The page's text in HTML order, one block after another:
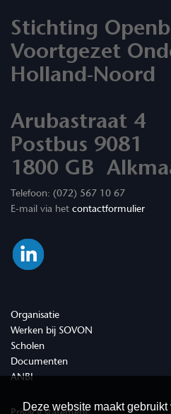
Deze website maakt gebruikt
Stichting
Voortgezet
Holland-Noord
Arubastraat 4
Postbus 9081
1800 GB
Telefoon: (072) 567 10 67
E-mail via het contactformulier
Organisatie
Werken bij SOVON
Scholen
Documenten
ANBI